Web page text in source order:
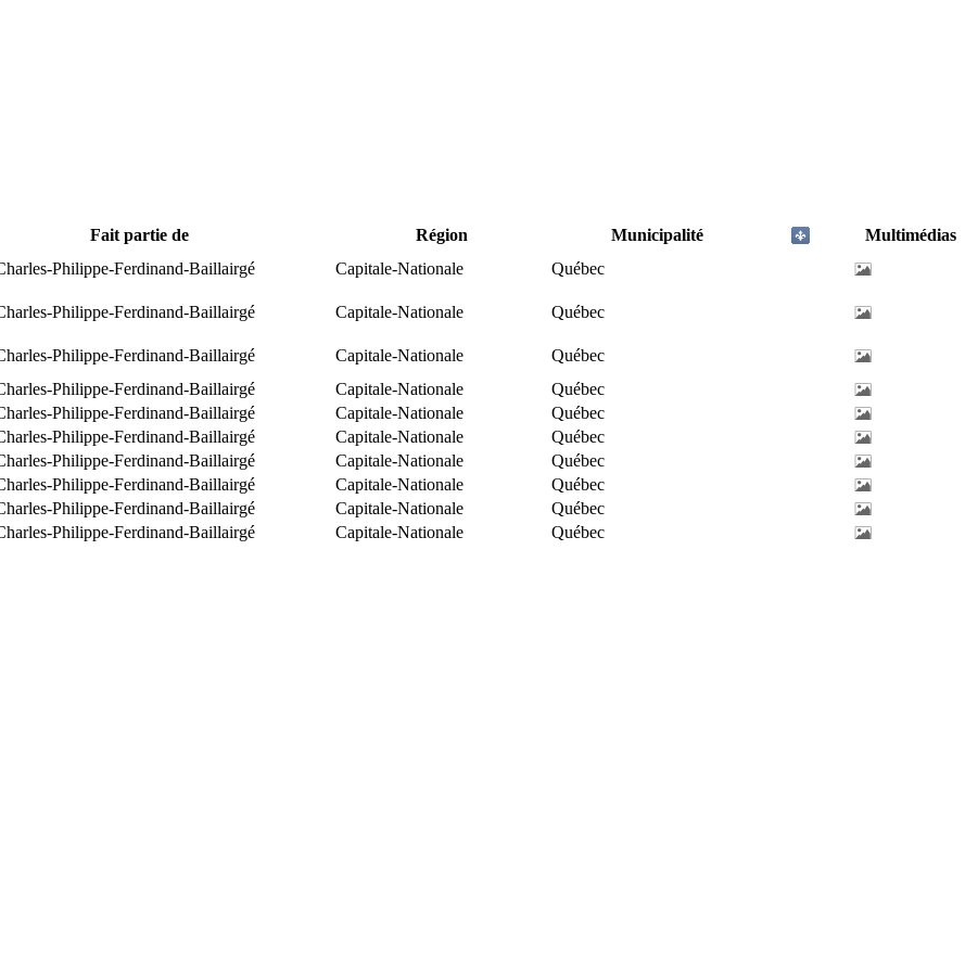
Fait partie de Région Municipalité
Multimédias
Philippe-Ferdinand-Baillairgé Capitale-Nationale
Québec
Philippe-Ferdinand-Baillairgé Capitale-Nationale
Québec
Philippe-Ferdinand-Baillairgé Capitale-Nationale
Québec
Philippe-Ferdinand-Baillairgé Capitale-Nationale
Québec
Philippe-Ferdinand-Baillairgé Capitale-Nationale
Québec
Philippe-Ferdinand-Baillairgé Capitale-Nationale
Québec
Philippe-Ferdinand-Baillairgé Capitale-Nationale
Québec
Philippe-Ferdinand-Baillairgé Capitale-Nationale
Québec
Philippe-Ferdinand-Baillairgé Capitale-Nationale
Québec
Philippe-Ferdinand-Baillairgé Capitale-Nationale Québec